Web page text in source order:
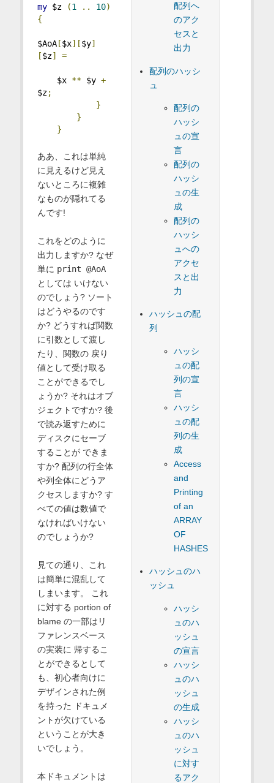
配列へ
のアク
セスと
出力
配列のハッシ
ュ
配列の
ハッシ
ュの宣
言
配列の
ハッシ
ュの生
成
配列の
ハッシ
ュへの
アクセ
スと出
力
ハッシュの配
列
ハッシ
ュの配
列の宣
言
ハッシ
ュの配
列の生
成
Access
and
Printing
of an
ARRAY
OF
HASHES
ハッシュのハ
ッシュ
ハッシ
ュのハ
ッシュ
の宣言
ハッシ
ュのハ
ッシュ
の生成
ハッシ
ュのハ
ッシュ
に対す
るアク
my $z (1 .. 10)
{
$AoA[$x][$y]
[$z] =
$x ** $y +
$z;
}
}
}
ああ、これは単純
に見えるけど見え
ないところに複雑
なものが隠れてる
んです!
これをどのように
出力しますか? なぜ
単に print @AoA
としては いけない
のでしょう? ソート
はどうやるのです
か? どうすれば関数
に引数として渡し
たり、関数の 戻り
値として受け取る
ことができるでし
ょうか? それはオブ
ジェクトですか? 後
で読み返すために
ディスクにセーブ
することが できま
すか? 配列の行全体
や列全体にどうア
クセスしますか? す
べての値は数値で
なければいけない
のでしょうか?
見ての通り、これ
は簡単に混乱して
しまいます。 これ
に対する portion of
blame の一部はリ
ファレンスベース
の実装に 帰するこ
とができるとして
も、初心者向けに
デザインされた例
を持った ドキュメ
ントが欠けている
ということが大き
いでしょう。
本ドキュメントは